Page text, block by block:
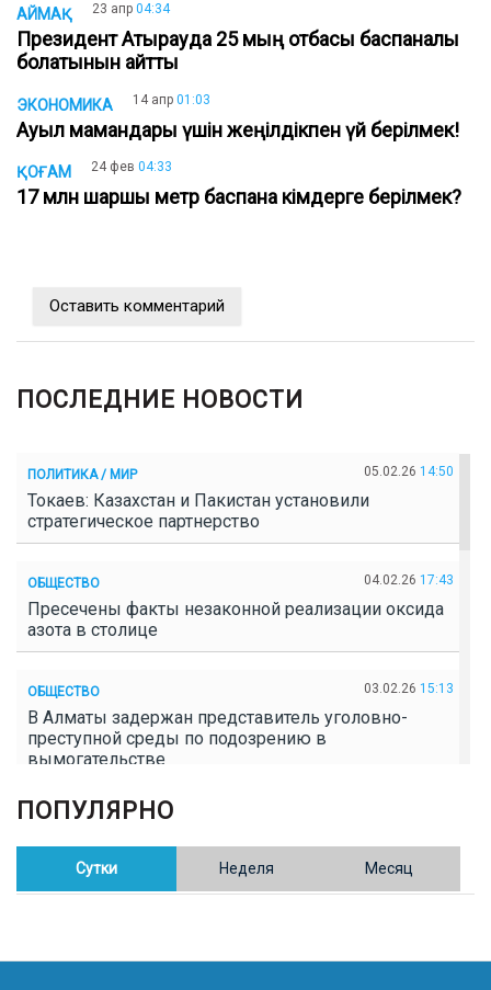
АЙМАҚ 23 апр 04:34
Президент Атырауда 25 мың отбасы баспаналы
болатынын айтты
ЭКОНОМИКА 14 апр 01:03
Ауыл мамандары үшін жеңілдікпен үй берілмек!
ҚОҒАМ 24 фев 04:33
17 млн шаршы метр баспана кімдерге берілмек?
Оставить комментарий
ПОСЛЕДНИЕ НОВОСТИ
ПОЛИТИКА / МИР 05.02.26 14:50
Токаев: Казахстан и Пакистан установили
стратегическое партнерство
ОБЩЕСТВО 04.02.26 17:43
Пресечены факты незаконной реализации оксида
азота в столице
ОБЩЕСТВО 03.02.26 15:13
В Алматы задержан представитель уголовно-
преступной среды по подозрению в
вымогательстве
ОБЩЕСТВО
Полицейские пресекли незаконное выращивание
конопли в Таразе
Казахстан возглавил Договор о зоне, свободной от
ПОПУЛЯРНО
Сутки Неделя Месяц